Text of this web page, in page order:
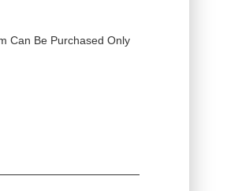
Can Be Purchased Only